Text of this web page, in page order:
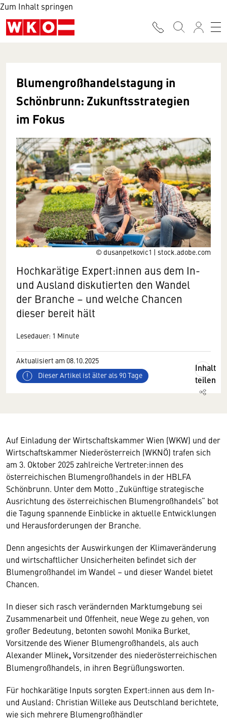
Zum Inhalt springen
© dusanpetkovic1 | stock.adobe.com
Blumengroßhandelstagung in
Schönbrunn: Zukunftsstrategien
im Fokus
Hochkarätige Expert:innen aus dem In-
und Ausland diskutierten den Wandel
der Branche – und welche Chancen
dieser bereit hält
Lesedauer: 1 Minute
Aktualisiert am 08.10.2025
Dieser Artikel ist älter als 90 Tage
Inhalt
teilen
Auf Einladung der Wirtschaftskammer Wien (WKW) und der
Wirtschaftskammer Niederösterreich (WKNÖ) trafen sich
am 3. Oktober 2025 zahlreiche Vertreter:innen des
österreichischen Blumengroßhandels in der HBLFA
Schönbrunn. Unter dem Motto Zukünftige strategische
Ausrichtung des österreichischen Blumengroßhandels“ bot
die Tagung spannende Einblicke in aktuelle Entwicklungen
und Herausforderungen der Branche.
Denn angesichts der Auswirkungen der Klimaveränderung
und wirtschaftlicher Unsicherheiten befindet sich der
Blumengroßhandel im Wandel – und dieser Wandel bietet
Chancen.
In dieser sich rasch verändernden Marktumgebung sei
Zusammenarbeit und Offenheit, neue Wege zu gehen, von
großer Bedeutung, betonten sowohl Monika Burket,
Vorsitzende des Wiener Blumengroßhandels, als auch
Alexander Mlinek,Vorsitzender des niederösterreichischen
Blumengroßhandels, in ihren Begrüßungsworten.
Für hochkarätige Inputs sorgten Expert:innen aus dem In-
und Ausland: Christian Willeke aus Deutschland berichtete,
wie sich mehrere Blumengroßhändler